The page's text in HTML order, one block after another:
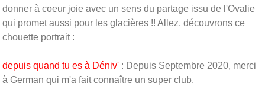
donner à coeur joie avec un sens du partage issu de l'Ovalie
qui promet aussi pour les glacières !! Allez, découvrons ce
chouette portrait :
depuis quand tu es à Déniv' : Depuis Septembre 2020, merci
à German qui m'a fait connaître un super club.